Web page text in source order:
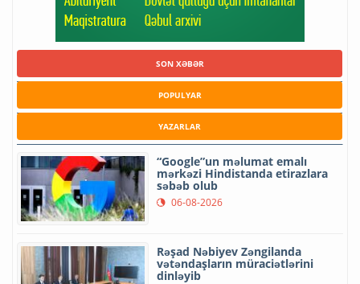
SON XƏBƏR
POPULYAR
YAZARLAR
“Google”un məlumat emalı
mərkəzi Hindistanda etirazlara
səbəb olub
06-08-2026
Rəşad Nəbiyev Zəngilanda
vətəndaşların müraciətlərini
dinləyib